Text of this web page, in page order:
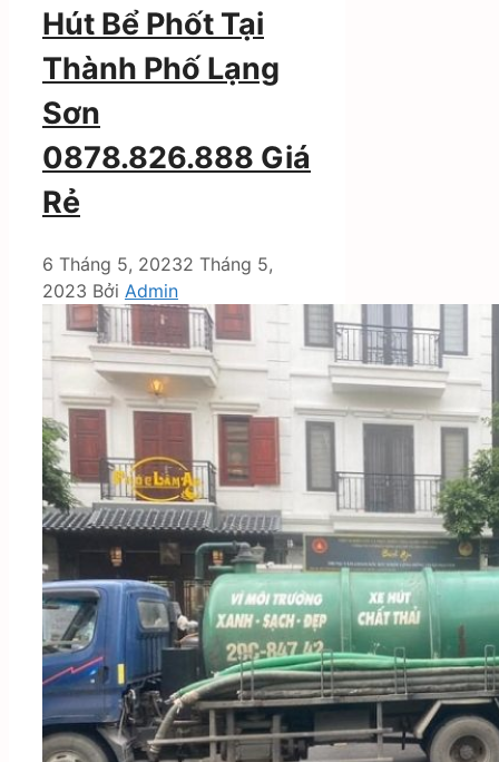
Hút Bể Phốt Tại
Thành Phố Lạng
Sơn
0878.826.888 Giá
Rẻ
6 Tháng 5, 20232 Tháng 5,
2023 Bởi Admin